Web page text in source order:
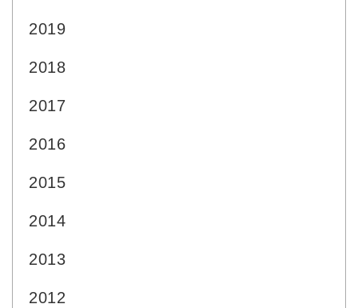
2019
2018
2017
2016
2015
2014
2013
2012